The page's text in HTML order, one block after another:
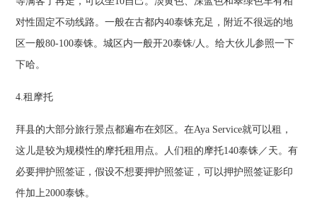
对性固定不动线路。一般在古都内40泰铢充足，附近不很远的地
区一般80-100泰铢。城区内一般开20泰铢/人。给大伙儿参照一下
下哈。
4.租摩托
拜县的大部分旅行景点都遍布在郊区。在Aya Service就可以租，
这儿是较为规模性的摩托租用点。人们租的摩托140泰铢／天。有
必要押护照签证，假设不想要押护照签证，可以押护照签证影印
件加上2000泰铢。